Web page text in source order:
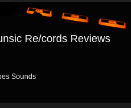
Re/cords Reviews
Sounds